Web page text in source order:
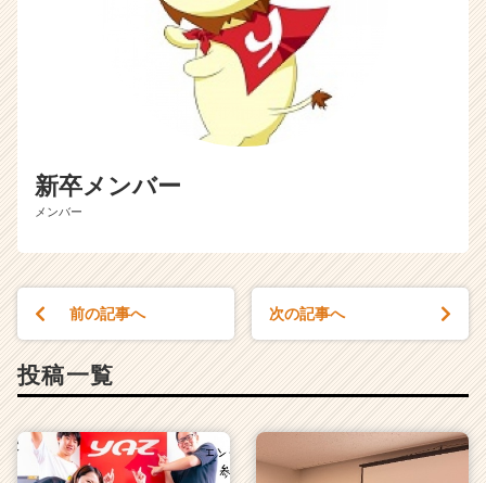
新卒メンバー
メンバー
前の記事へ 次の記事へ
投稿一覧